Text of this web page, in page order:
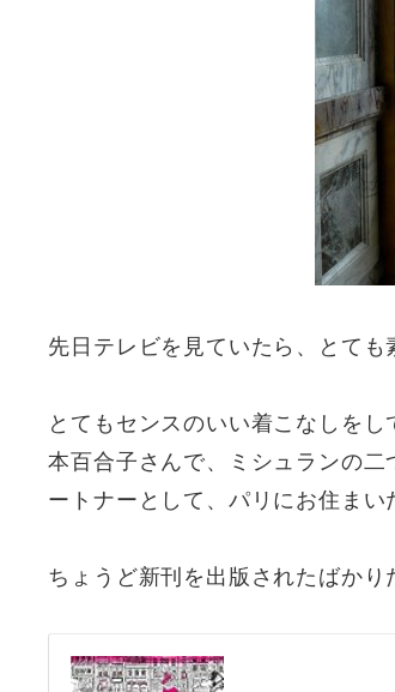
先日テレビを見ていたら、とても
とてもセンスのいい着こなしを
本百合子さんで、ミシュランの
ートナーとして、パリにお住まい
ちょうど新刊を出版されたばかり